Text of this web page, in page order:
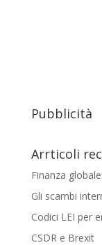
Pubblicità
Arrticoli
Finanza
Gli scambi
Codici LEI per
CSDR e Brexit